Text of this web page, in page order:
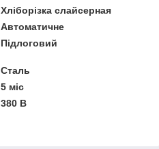
Хліборізка слайсерная
Автоматичне
Підлоговий
Сталь
5 міс
380 В